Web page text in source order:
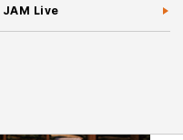
JAM Live